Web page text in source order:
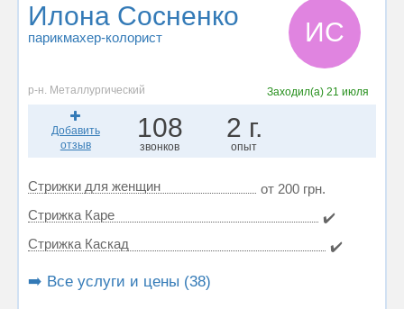
Илона Сосненко
парикмахер-колорист ИС
р-н. Металлургический Заходил(а)21 июля
Добавить
отзыв
108
звонков
2 г.
опыт
Стрижки для женщин
от 200 грн.
Стрижка Каре
✔️
Стрижка Каскад
✔️
➡️ Все услуги и цены (38)